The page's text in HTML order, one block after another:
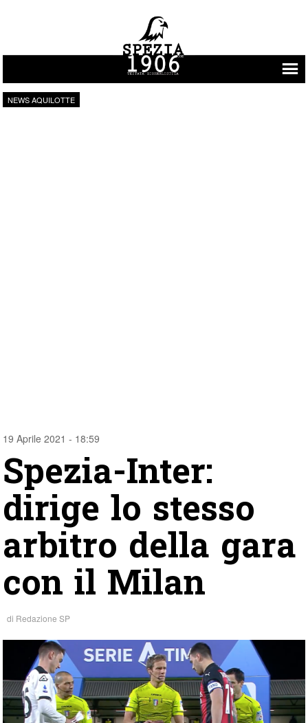
Vai al contenuto
NEWS AQUILOTTE
19 Aprile 2021 - 18:59
Spezia-Inter:
dirige lo stesso
arbitro della gara
con il Milan
di Redazione SP